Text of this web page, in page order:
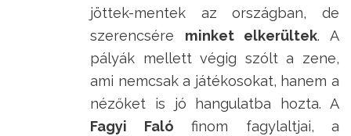
jöttek-mentek az országban, de
szerencsére minket elkerültek. A
pályák mellett végig szólt a zene,
ami nemcsak a játékosokat, hanem a
nézőket is jó hangulatba hozta. A
Fagyi Faló finom fagylaltjai, a